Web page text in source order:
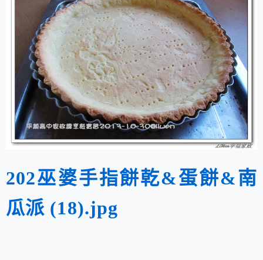
202巫婆手指餅乾&蛋餅&南
瓜派 (18).jpg